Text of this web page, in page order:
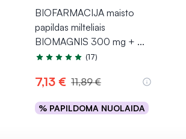
BIOFARMACIJA maisto
papildas milteliais
BIOMAGNIS 300 mg + ...
Įvertinimas 4.7 iš 5
(17)
7,13 € 11,89 €
% PAPILDOMA NUOLAIDA
Į krepšelį